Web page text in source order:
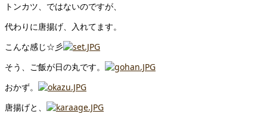
トンカツ、ではないのですが、
代わりに唐揚げ、入れてます。
こんな感じ☆彡
そう、ご飯が日の丸です。
おかず。
唐揚げと、